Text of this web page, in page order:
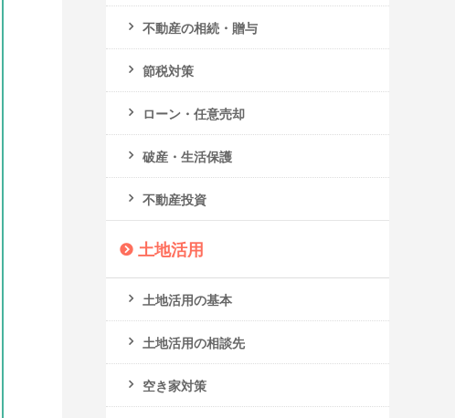
不動産の相続・贈与
節税対策
ローン・任意売却
破産・生活保護
不動産投資
土地活用
土地活用の基本
土地活用の相談先
空き家対策